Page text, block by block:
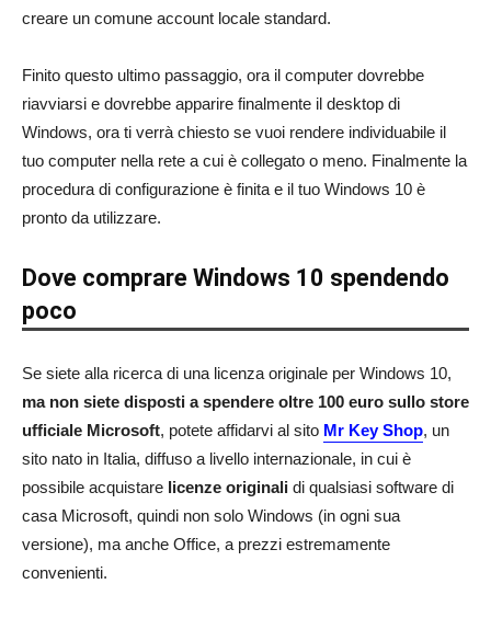
creare un comune account locale standard.
Finito questo ultimo passaggio, ora il computer dovrebbe
riavviarsi e dovrebbe apparire finalmente il desktop di
Windows, ora ti verrà chiesto se vuoi rendere individuabile il
tuo computer nella rete a cui è collegato o meno. Finalmente la
procedura di configurazione è finita e il tuo Windows 10 è
pronto da utilizzare.
Dove comprare Windows 10 spendendo
poco
Se siete alla ricerca di una licenza originale per Windows 10,
ma non siete disposti a spendere oltre 100 euro sullo store
ufficiale Microsoft, potete affidarvi al sito Mr Key Shop, un
sito nato in Italia, diffuso a livello internazionale, in cui è
possibile acquistare licenze originali di qualsiasi software di
casa Microsoft, quindi non solo Windows (in ogni sua
versione), ma anche Office, a prezzi estremamente
convenienti.